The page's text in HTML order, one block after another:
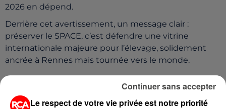
2026 en dépend.
Derrière cet avertissement, un message clair :
préserver le SPACE, c’est défendre une vitrine
internationale majeure pour l’élevage, solidement
ancrée à Rennes mais tournée vers le monde.
Le respect de votre vie privée est notre priorité
Continuer sans accepter